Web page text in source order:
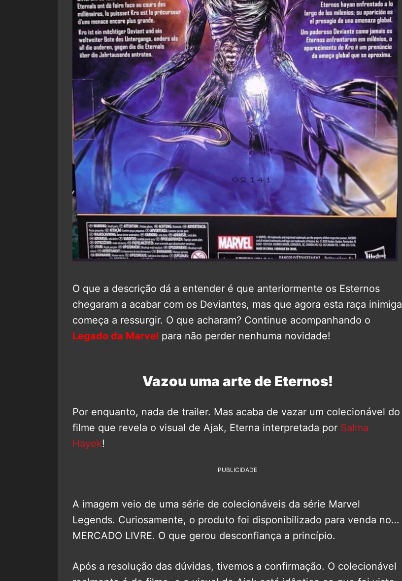
O que a descrição dá a entender é que anteriormente os Esternos
chegaram a acabar com os Deviantes, mas que agora esta raça inimiga
começa a ressurgir. O que acharam? Continue acompanhando o
Legado da Marvel para não perder nenhuma novidade!
Vazou uma arte de Eternos!
Por enquanto, nada de trailer. Mas acaba de vazar um colecionável do
filme que revela o visual de Ajak, Eterna interpretada por Salma
Hayek!
PUBLICIDADE
A imagem veio de uma série de colecionáveis da série Marvel
Legends. Curiosamente, o produto foi disponibilizado para venda no…
MERCADO LIVRE. O que gerou desconfiança a princípio.
Após a resolução das dúvidas, tivemos a confirmação. O colecionável